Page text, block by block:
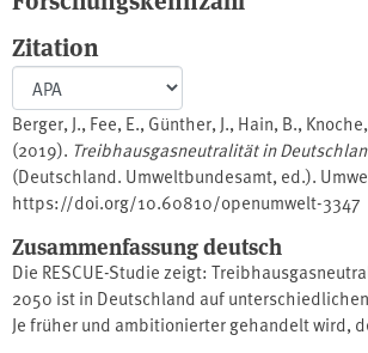
Zitation
Berger, J., Fee, E., Günther, J., Hain, B.,
(2019). Treibhausgasneutralität in
(Deutschland. Umweltbundesamt, ed.).
https://doi.org/10.60810/openumwelt-3347
Zusammenfassung deutsch
Die RESCUE-Studie zeigt:
2050 ist in Deutschland auf
Je früher und ambitionierter gehandelt wird,